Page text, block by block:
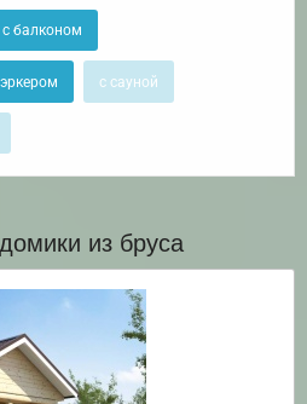
с балконом
с сауной
из бруса